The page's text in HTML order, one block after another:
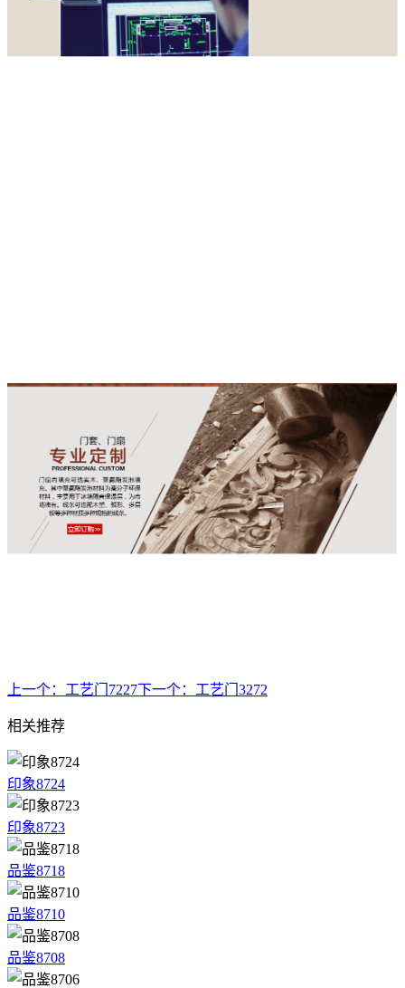
上一个： 工艺门7227下一个： 工艺门3272
相关推荐
印象8724
印象8723
品鉴8718
品鉴8710
品鉴8708